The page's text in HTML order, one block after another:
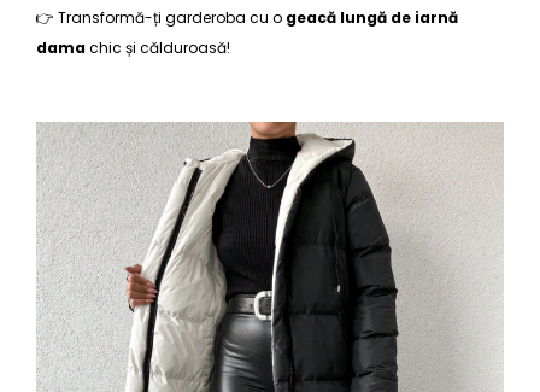
👉 Transformă-ți garderoba cu o geacă lungă de iarnă
damachic și călduroasă!